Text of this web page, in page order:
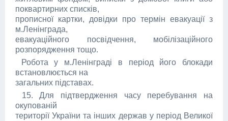
поквартирних списків,
прописної картки, довідки про термін евакуації з
м.Ленінграда,
евакуаційного посвідчення, мобілізаційного
розпорядження тощо.
Робота у м.Ленінграді в період його блокади
встановлюється на
загальних підставах.
15. Для підтвердження часу перебування на
окупованій
території України та інших держав у період Великої